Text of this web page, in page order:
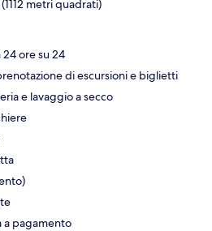
metri quadrati)
ore su 24
di escursioni e biglietti
e lavaggio a secco
a pagamento